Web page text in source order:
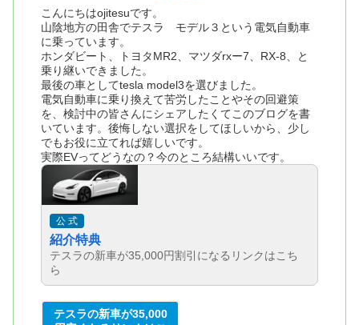
こんにちはojitesuです。
山陰地方の田舎でテスラ モデル３という電気自動車
に乗っています。
ホンダビート、トヨタMR2、マツダrxー7、RX-8、と
乗り継いできました。
最後の車としてtesla model3を選びました。
電気自動車に乗り換えて苦労したことやその回避策
を、検討中の皆さんにシェアしたくてこのブログを書
いています。後悔しない選択をしてほしいから、少し
でもお役に立てれば嬉しいです。
実際EVってどうなの？今のところ結構いいです。
公 式
紹介特典
テスラの新車が35,000円割引になるリンクはこち
ら
テスラの新車が35,000